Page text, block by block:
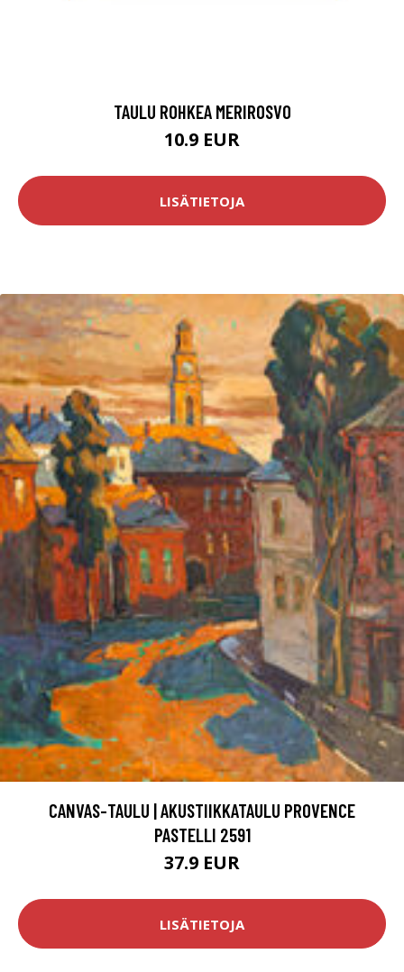
TAULU ROHKEA MERIROSVO
10.9 EUR
LISÄTIETOJA
CANVAS-TAULU | AKUSTIIKKATAULU PROVENCE
PASTELLI 2591
37.9 EUR
LISÄTIETOJA